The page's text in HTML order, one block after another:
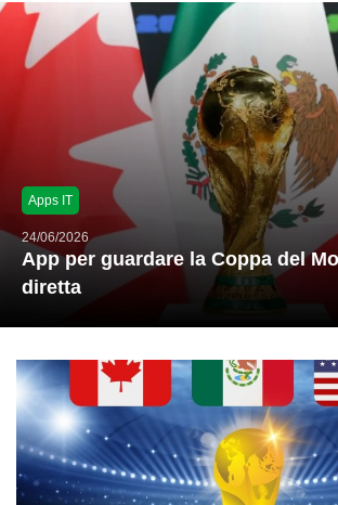
Apps IT
24/06/2026
App per guardare la Coppa del
diretta